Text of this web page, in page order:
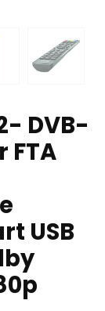
DVB-
FTA
USB